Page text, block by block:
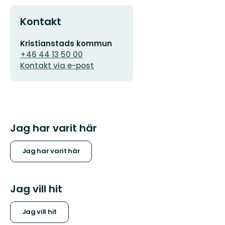
Kontakt
E-
postadress
Kristianstads kommun
+46 44 13 50 00
Kontakt via e-post
Jag har varit här
Jag har varit här
Jag vill hit
Jag vill hit